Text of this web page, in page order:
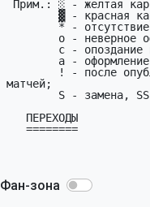
Фан-зона